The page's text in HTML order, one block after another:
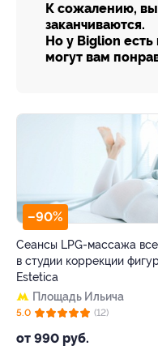
К сожалению,
заканчиваются.
Но у Biglion
могут вам
–90%
Сеансы LPG-массажа
в студии коррекции
Estetica
Площадь Ильича
от 990 руб.
5.0 (12)